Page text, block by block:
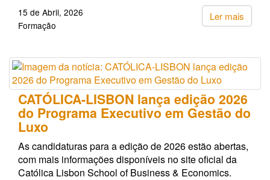
Ler mais
15 de Abril, 2026
Formação
CATÓLICA-LISBON lança edição 2026
do Programa Executivo em Gestão do
Luxo
As candidaturas para a edição de 2026 estão abertas,
com mais informações disponíveis no site oficial da
Católica Lisbon School of Business & Economics.